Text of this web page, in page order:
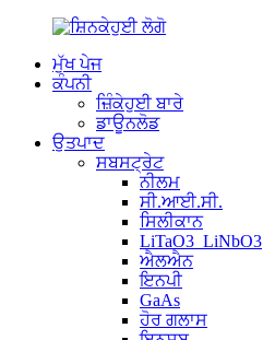
ਮੁੱਖ ਪੇਜ
ਕੰਪਨੀ
ਜ਼ਿੰਕੇਹੁਈ ਬਾਰੇ
ਡਾਊਨਲੋਡ
ਉਤਪਾਦ
ਸਬਸਟ੍ਰੇਟ
ਨੀਲਮ
ਸੀ.ਆਈ.ਸੀ.
ਸਿਲੀਕਾਨ
LiTaO3_LiNbO3
ਐਲਐਨ
ਇਨਪੀ
GaAs
ਹੋਰ ਗਲਾਸ